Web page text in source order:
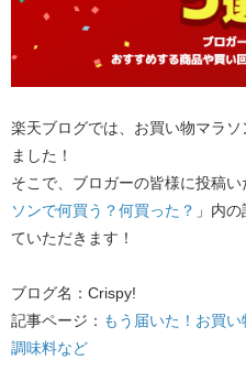
楽天ブログでは、お買い物マラ
ました！
そこで、ブロガーの皆様に投稿
ソンで何買う？何買った？ 」内
ていただきます！
ブログ名：Crispy!
記事ページ：​ もう届いた！お買
調味料など